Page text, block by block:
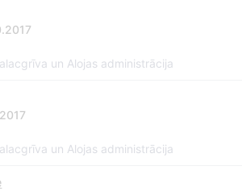
un Alojas administrācija
un Alojas administrācija